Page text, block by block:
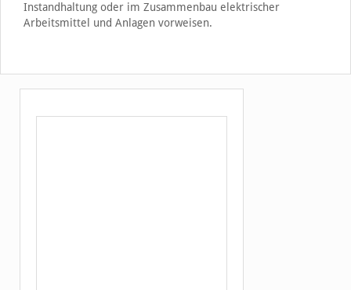
Instandhaltung oder im Zusammenbau elektrischer
Arbeitsmittel und Anlagen vorweisen.